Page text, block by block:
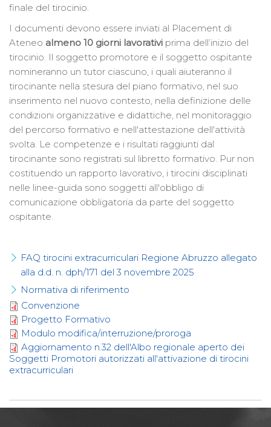
finale del tirocinio.
I documenti devono essere inviati al Placement di
Ateneo almeno 10 giorni lavorativi prima dell’inizio del
tirocinio. Il soggetto promotore e il soggetto ospitante
nomineranno un tutor ciascuno, i quali aiuteranno il
tirocinante nella stesura del piano formativo, nel suo
inserimento nel nuovo contesto, nella definizione delle
condizioni organizzative e didattiche, nel monitoraggio
del percorso formativo e nell'attestazione dell'attività
svolta. Le competenze e i risultati raggiunti dal
tirocinante sono registrati sul libretto formativo. Pur non
costituendo un rapporto lavorativo, i tirocini disciplinati
nelle linee-guida sono soggetti all'obbligo di
comunicazione obbligatoria da parte del soggetto
ospitante.
FAQ tirocini extracurriculari Regione Abruzzo allegato
alla d.d. n. dph/171 del 3 novembre 2025
Normativa di riferimento
Convenzione
Progetto Formativo
Modulo modifica/interruzione/proroga
Aggiornamento n.32 dell'Albo regionale aperto dei
Soggetti Promotori autorizzati all'attivazione di tirocini
extracurriculari